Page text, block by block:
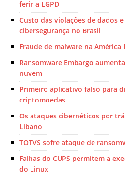
ferir a LGPD
Custo das violações de dados
cibersegurança no Brasil
Fraude de malware na América
Ransomware Embargo
nuvem
Primeiro aplicativo falso para
criptomoedas
Os ataques cibernéticos por
Líbano
TOTVS sofre ataque de
Falhas do CUPS permitem a
do Linux